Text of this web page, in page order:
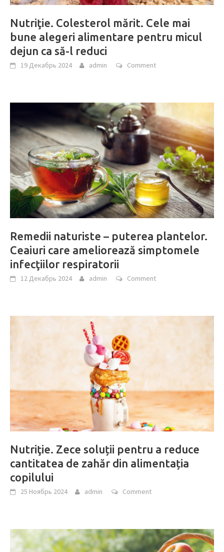
Nutriţie. Colesterol mărit. Cele mai
bune alegeri alimentare pentru micul
dejun ca să-l reduci
19 Декабрь 2024 admin Comment
Remedii naturiste – puterea plantelor.
Ceaiuri care ameliorează simptomele
infecţiilor respiratorii
12 Декабрь 2024 admin Comment
Nutriţie. Zece soluții pentru a reduce
cantitatea de zahăr din alimentația
copilului
25 Ноябрь 2024 admin Comment